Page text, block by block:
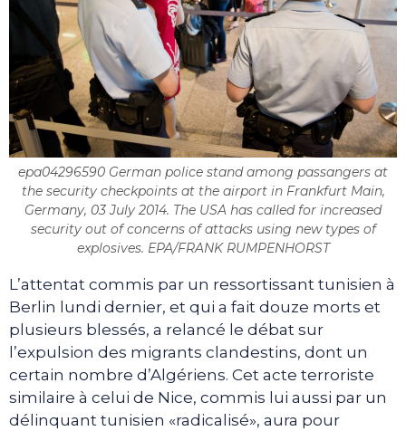
epa04296590 German police stand among passangers at
the security checkpoints at the airport in Frankfurt Main,
Germany, 03 July 2014. The USA has called for increased
security out of concerns of attacks using new types of
explosives. EPA/FRANK RUMPENHORST
L’attentat commis par un ressortissant tunisien à
Berlin lundi dernier, et qui a fait douze morts et
plusieurs blessés, a relancé le débat sur
l’expulsion des migrants clandestins, dont un
certain nombre d’Algériens. Cet acte terroriste
similaire à celui de Nice, commis lui aussi par un
délinquant tunisien «radicalisé», aura pour